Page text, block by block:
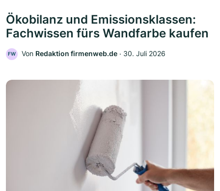
Ökobilanz und Emissionsklassen:
Fachwissen fürs Wandfarbe kaufen
FW Von Redaktion firmenweb.de ‧ 30. Juli 2026